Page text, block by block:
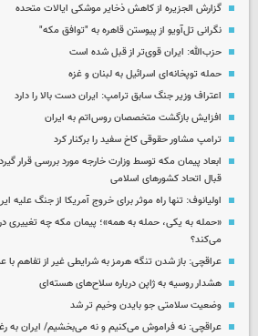
گزارش الجزیره از کاهش ذخایر موشکی ایالات متحده
نگرانی تل‌آویو از پیوستن قاهره به "توافق مکه"
حزب‌الله: ایران قوی‌تر از قبل شده است
حمله توپخانه‌ای اسرائیل به لبنان و غزه
اعتراف وزیر جنگ سابق ترامپ: ایران دست بالا را دارد
افزایش بازگشت متخصصان روس‌اتم به ایران
ترامپ مشاور حقوقی کاخ سفید را برکنار کرد
ابعاد پیمان مکه توسط وزارت خارجه مورد بررسی قرار
قبال اتحاد کشورهای اسلامی
اولیانوف: تنها راه موثر برای خروج آمریکا از جنگ علیه
«حمله به یکی، حمله به همه»؛ پیمان مکه چه تغییری در
می‌کند؟
عراقچی: باز شدن تنگه هرمز به شرایطی غیر از تفاهم
هشدار روسیه به ژاپن درباره سلاح‌های هسته‌ای
وضعیت سلامتی جو بایدن وخیم تر شد
عراقچی: نه فراموش می‌کنیم و نه می‌بخشیم/ ایران به